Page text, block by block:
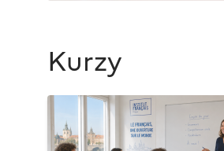
Kurzy